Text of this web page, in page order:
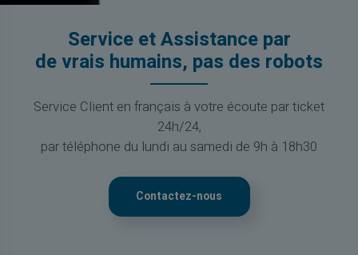
Service et Assistance par
de vrais humains, pas des robots
Service Client en français à votre écoute par ticket
24h/24,
par téléphone du lundi au samedi de 9h à 18h30
Contactez-nous